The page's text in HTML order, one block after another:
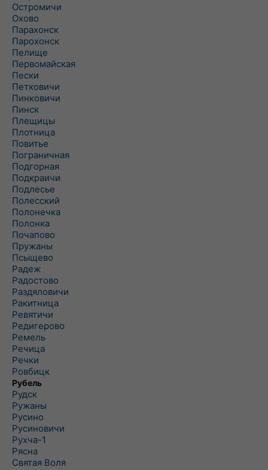
Остромичи
Охово
Парахонск
Парохонск
Пелище
Первомайская
Пески
Петковичи
Пинковичи
Пинск
Плещицы
Плотница
Повитье
Пограничная
Подгорная
Подкраичи
Подлесье
Полесский
Полонечка
Полонка
Почапово
Пружаны
Псыщево
Радеж
Радостово
Раздяловичи
Ракитница
Ревятичи
Редигерово
Ремель
Речица
Речки
Ровбицк
Рубель
Рудск
Ружаны
Русино
Русиновичи
Рухча-1
Рясна
Святая Воля